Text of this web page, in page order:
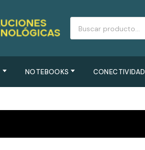
NOTEBOOKS CONECTIVIDAD